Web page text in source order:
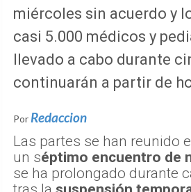
miércoles sin acuerdo y
casi 5.000 médicos y
llevado a cabo durante
continuarán a partir de
Por Redaccion
Las partes se han reunido
un séptimo encuentro de
se ha prolongado durante